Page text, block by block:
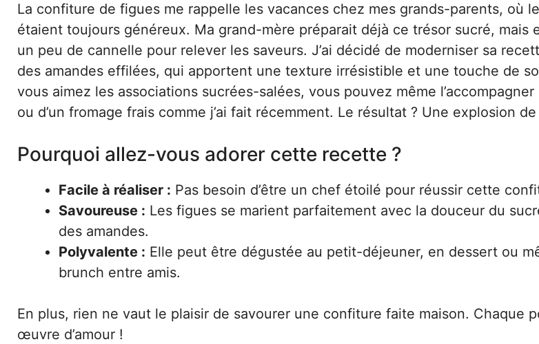
La confiture de figues me rappelle les vacances chez mes grands-parents, où
étaient toujours généreux. Ma grand-mère préparait déjà ce trésor sucré, mais
un peu de cannelle pour relever les saveurs. J’ai décidé de moderniser sa
des amandes effilées, qui apportent une texture irrésistible et une touche de
vous aimez les associations sucrées-salées, vous pouvez même l’accompagner
ou d’un fromage frais comme j’ai fait récemment. Le résultat ? Une explosion
Pourquoi allez-vous adorer cette recette ?
Facile à réaliser : Pas besoin d’être un chef étoilé pour réussir cette
Savoureuse : Les figues se marient parfaitement avec la douceur du
des amandes.
Polyvalente : Elle peut être dégustée au petit-déjeuner, en dessert ou
brunch entre amis.
En plus, rien ne vaut le plaisir de savourer une confiture faite maison. Chaque
œuvre d’amour !